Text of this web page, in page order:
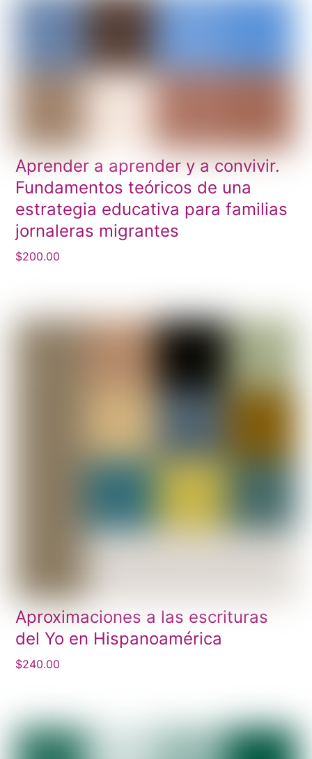
Aprender a aprender y a convivir.
Fundamentos teóricos de una
estrategia educativa para familias
jornaleras migrantes
$200.00
Aproximaciones a las escrituras
del Yo en Hispanoamérica
$240.00